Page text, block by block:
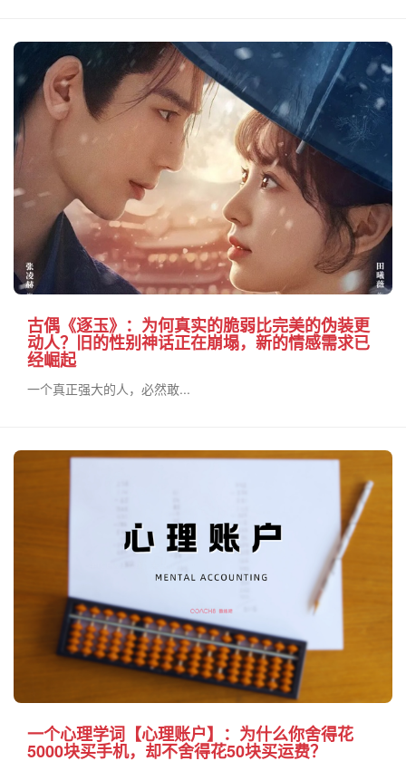
古偶《逐玉》：为何真实的脆弱比完美的伪装更
动人？旧的性别神话正在崩塌，新的情感需求已
经崛起
一个真正强大的人，必然敢...
一个心理学词【心理账户】：为什么你舍得花
5000块买手机，却不舍得花50块买运费？